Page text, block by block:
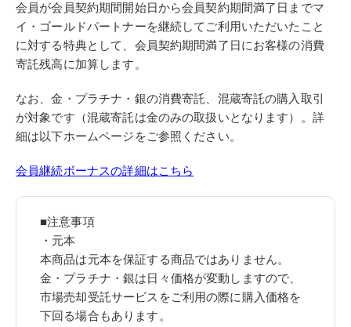
会員が会員契約期間開始日から会員契約期間満了日までマ
イ・ゴールドパートナーを継続してご利用いただいたこと
に対する特典として、会員契約期間満了日にお客様の消費
寄託残高に加算します。
なお、金・プラチナ・銀の消費寄託、混蔵寄託の購入取引
が対象です（混蔵寄託は金のみの取扱いとなります）。詳
細は以下ホームページをご参照ください。
会員継続ボーナスの詳細はこちら
■注意事項
・元本
本商品は元本を保証する商品ではありません。
金・プラチナ・銀は日々価格が変動しますので、
市場売却受託サービスをご利用の際に購入価格を
下回る場合もあります。